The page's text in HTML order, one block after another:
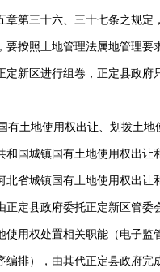
章第三十六、三十七条之规定
要按照土地管理法属地管理要
定新区进行组卷，正定县政府
土地使用权出让、划拨土地
和国城镇国有土地使用权出让
北省城镇国有土地使用权出让
正定县政府委托正定新区管委
使用权处置相关职能（电子监
编排），由其代正定县政府完